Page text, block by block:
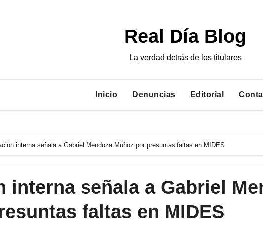
Real Día Blog
La verdad detrás de los titulares
Inicio Denuncias Editorial
interna señala a Gabriel Mendoza Muñoz por presuntas faltas en MIDES
interna señala a Gabriel
faltas en MIDES